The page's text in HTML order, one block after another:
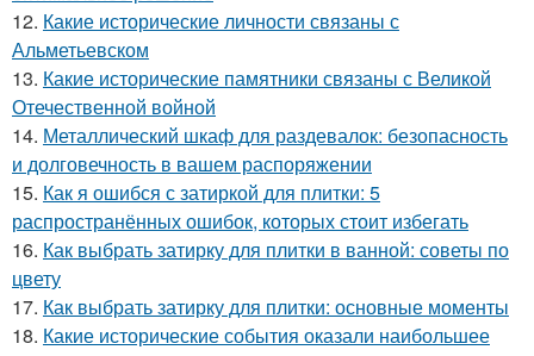
12. Какие исторические личности связаны с
Альметьевском
13. Какие исторические памятники связаны с Великой
Отечественной войной
14. Металлический шкаф для раздевалок: безопасность
и долговечность в вашем распоряжении
15. Как я ошибся с затиркой для плитки: 5
распространённых ошибок, которых стоит избегать
16. Как выбрать затирку для плитки в ванной: советы по
цвету
17. Как выбрать затирку для плитки: основные моменты
18. Какие исторические события оказали наибольшее